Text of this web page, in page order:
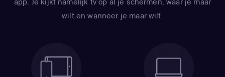
wilt en wanneer je maar wilt.